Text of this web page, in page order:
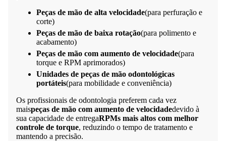
Peças de mão de alta velocidade(para perfuração e
corte)
Peças de mão de baixa rotação(para polimento e
acabamento)
Peças de mão com aumento de velocidade(para
torque e RPM aprimorados)
Unidades de peças de mão odontológicas
portáteis(para mobilidade e conveniência)
Os profissionais de odontologia preferem cada vez
maispeças de mão com aumento de velocidadedevido à
sua capacidade de entregaRPMs mais altos com melhor
controle de torque, reduzindo o tempo de tratamento e
mantendo a precisão.